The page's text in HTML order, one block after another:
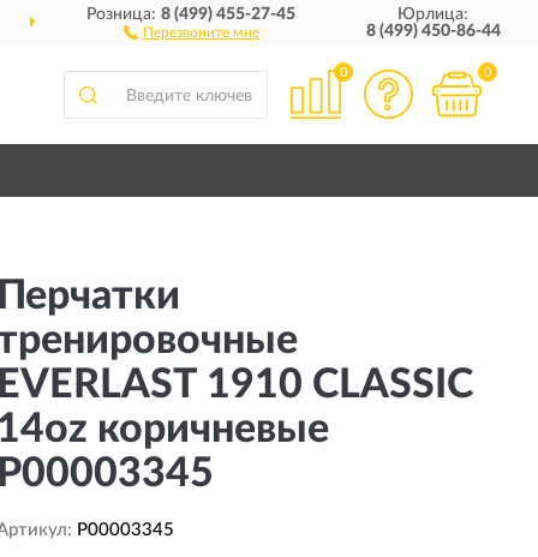
ДОСТАВИМ ПО ВСЕЙ РОССИИ
Розница:8 (499) 455-27-45
Перезвоните мне
Юрлица:
8 (499) 450-86-44
0 0
1910 CLASSIC
коричневые
P00003345